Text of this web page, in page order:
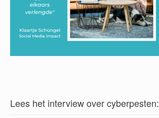
Lees het interview over cyberpesten: